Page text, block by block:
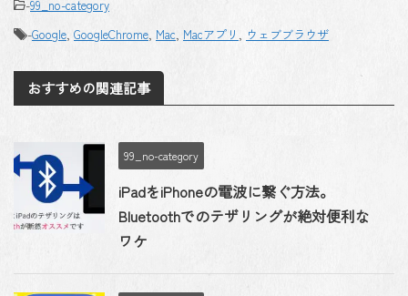
-99_no-category
-Google, GoogleChrome, Mac, Macアプリ , ウェブブラウザ
おすすめの関連記事
99_no-category
iPadをiPhoneの電波に繋ぐ方法。
Bluetoothでのテザリングが絶対便利な
ワケ